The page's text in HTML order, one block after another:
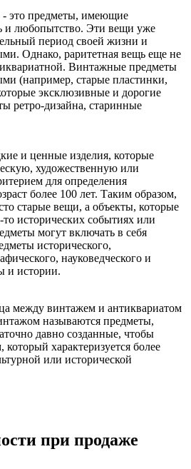
- это предметы, имеющие
и любопытство. Эти вещи уже
период своей жизни и
Однако, раритетная вещь еще не
Винтажные предметы
(например, старые пластинки,
эксклюзивные и дорогие
ретро-дизайна, старинные
и ценные изделия, которые
художественную или
для определения
более 100 лет. Таким образом,
старые вещи, а объекты, которые
то исторических событиях или
могут включать в себя
исторического,
науковедческого и
и истории.
между винтажем и антиквариатом
называются предметы,
давно созданные, чтобы
который характеризуется более
или исторической
при продаже